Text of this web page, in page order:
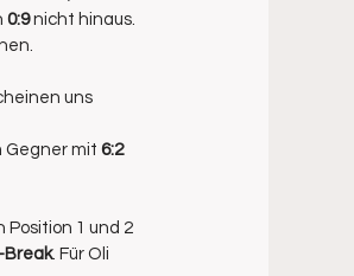
0:9 nicht hinaus.
uns
Gegner mit 6:2
Position 1 und 2
Break. Für Oli